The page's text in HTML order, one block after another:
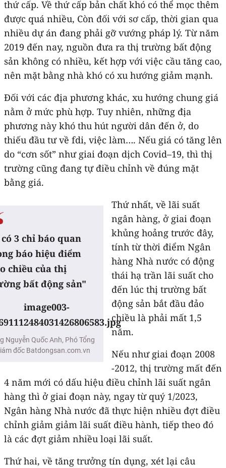
thứ cấp. Về thứ cấp bản chất khó có thể mọc thêm
được quá nhiều, Còn đối với sơ cấp, thời gian qua
nhiều dự án đang phải gỡ vướng pháp lý. Từ năm
2019 đến nay, nguồn đưa ra thị trường bất động
sản không có nhiều, kết hợp với việc cầu tăng cao,
nên mặt bằng nhà khó có xu hướng giảm mạnh.
Đối với các địa phương khác, xu hướng chung giá
nằm ở mức phù hợp. Tuy nhiên, những địa
phương này khó thu hút người dân đến ở, do
thiếu đầu tư về fdi, việc làm…. Nếu giá có tăng lên
do “cơn sốt” như giai đoạn dịch Covid–19, thì thị
trường cũng đang tự điều chỉnh về đúng mặt
bằng giá.
có 3 chỉ báo quan
báo hiệu điểm
chiều của thị
bất động sản"
Nguyễn Quốc Anh, Phó Tổng
đốc Batdongsan.com.vn
Thứ nhất, về lãi suất
ngân hàng, ở giai đoạn
khủng hoảng trước đây,
tính từ thời điểm Ngân
hàng Nhà nước có động
thái hạ trần lãi suất cho
đến lúc thị trường bất
động sản bắt đầu đảo
chiều là phải mất 1,5
năm.
Nếu như giai đoạn 2008
-2012, thị trường mất đến
4 năm mới có dấu hiệu điều chỉnh lãi suất ngân
hàng thì ở giai đoạn này, ngay từ quý 1/2023,
Ngân hàng Nhà nước đã thực hiện nhiều đợt điều
chỉnh giảm giảm lãi suất điều hành, tiếp theo đó
là các đợt giảm nhiều loại lãi suất.
Thứ hai, về tăng trưởng tín dụng, xét lại câu